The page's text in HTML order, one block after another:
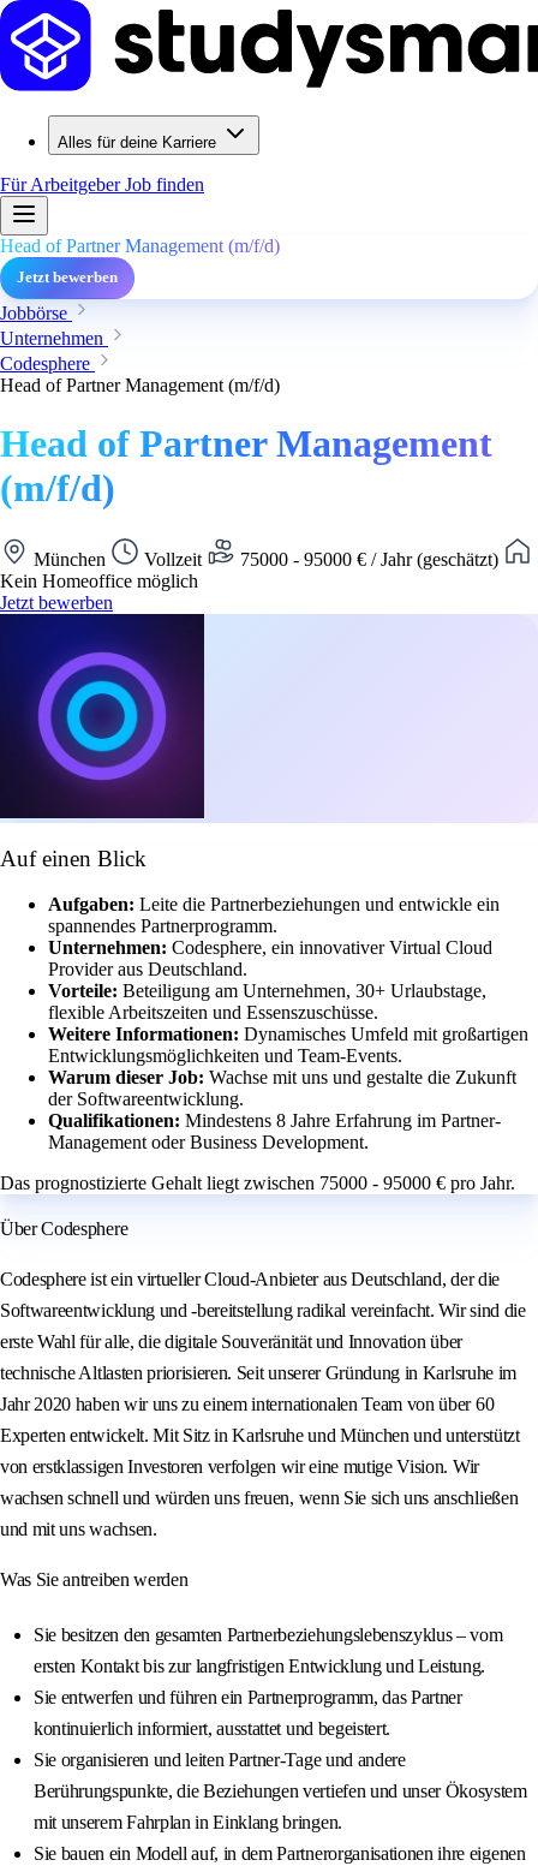
Alles für deine Karriere
Für ArbeitgeberJob finden
Head of Partner Management (m/f/d)
Jetzt bewerben
Jobbörse
Unternehmen
Codesphere
Head of Partner Management (m/f/d)
Head of Partner Management
(m/f/d)
München Vollzeit
75000 - 95000 € / Jahr (geschätzt)
Kein Homeoffice möglich
Jetzt bewerben
Auf einen Blick
Aufgaben: Leite die Partnerbeziehungen und entwickle ein
spannendes Partnerprogramm.
Unternehmen: Codesphere, ein innovativer Virtual Cloud
Provider aus Deutschland.
Vorteile: Beteiligung am Unternehmen, 30+ Urlaubstage,
flexible Arbeitszeiten und Essenszuschüsse.
Weitere Informationen: Dynamisches Umfeld mit großartigen
Entwicklungsmöglichkeiten und Team-Events.
Warum dieser Job: Wachse mit uns und gestalte die Zukunft
der Softwareentwicklung.
Qualifikationen: Mindestens 8 Jahre Erfahrung im Partner-
Management oder Business Development.
Das prognostizierte Gehalt liegt zwischen 75000 - 95000 € pro Jahr.
Über Codesphere
Codesphere ist ein virtueller Cloud-Anbieter aus Deutschland, der die
Softwareentwicklung und -bereitstellung radikal vereinfacht. Wir sind die
erste Wahl für alle, die digitale Souveränität und Innovation über
technische Altlasten priorisieren. Seit unserer Gründung in Karlsruhe im
Jahr 2020 haben wir uns zu einem internationalen Team von über 60
Experten entwickelt. Mit Sitz in Karlsruhe und München und unterstützt
von erstklassigen Investoren verfolgen wir eine mutige Vision. Wir
wachsen schnell und würden uns freuen, wenn Sie sich uns anschließen
und mit uns wachsen.
Was Sie antreiben werden
Sie besitzen den gesamten Partnerbeziehungslebenszyklus – vom
ersten Kontakt bis zur langfristigen Entwicklung und Leistung.
Sie entwerfen und führen ein Partnerprogramm, das Partner
kontinuierlich informiert, ausstattet und begeistert.
Sie organisieren und leiten Partner-Tage und andere
Berührungspunkte, die Beziehungen vertiefen und unser Ökosystem
mit unserem Fahrplan in Einklang bringen.
Sie bauen ein Modell auf, in dem Partnerorganisationen ihre eigenen